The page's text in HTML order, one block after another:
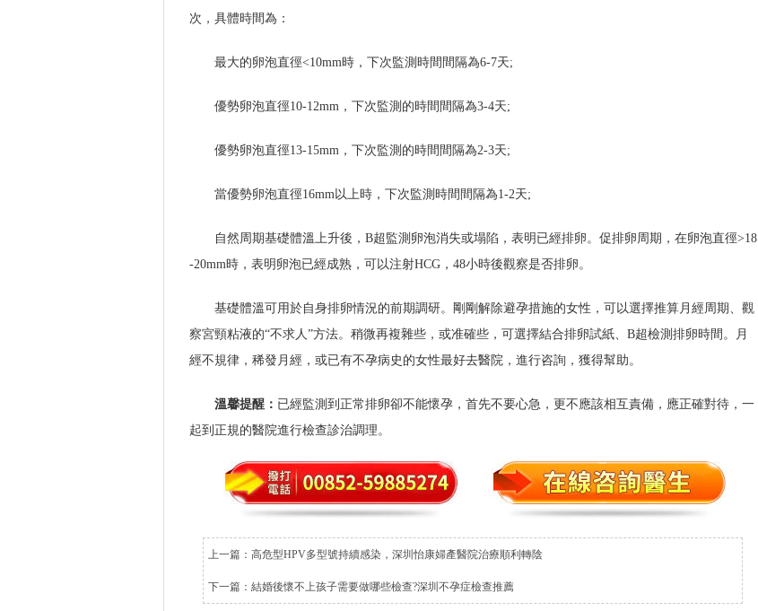
次，具體時間為：
最大的卵泡直徑<10mm時，下次監測時間間隔為6-7天;
優勢卵泡直徑10-12mm，下次監測的時間間隔為3-4天;
優勢卵泡直徑13-15mm，下次監測的時間間隔為2-3天;
當優勢卵泡直徑16mm以上時，下次監測時間間隔為1-2天;
自然周期基礎體溫上升後，B超監測卵泡消失或塌陷，表明已經排卵。促排卵周期，在卵泡直徑>18
-20mm時，表明卵泡已經成熟，可以注射HCG，48小時後觀察是否排卵。
基礎體溫可用於自身排卵情況的前期調研。剛剛解除避孕措施的女性，可以選擇推算月經周期、觀
察宮頸粘液的“不求人”方法。稍微再複雜些，或准確些，可選擇結合排卵試紙、B超檢測排卵時間。月
經不規律，稀發月經，或已有不孕病史的女性最好去醫院，進行咨詢，獲得幫助。
溫馨提醒： 已經監測到正常排卵卻不能懷孕，首先不要心急，更不應該相互責備，應正確對待，一
起到正規的醫院進行檢查診治調理。
上一篇： 高危型HPV多型號持續感染，深圳怡康婦產醫院治療順利轉陰
下一篇： 結婚後懷不上孩子需要做哪些檢查?深圳不孕症檢查推薦